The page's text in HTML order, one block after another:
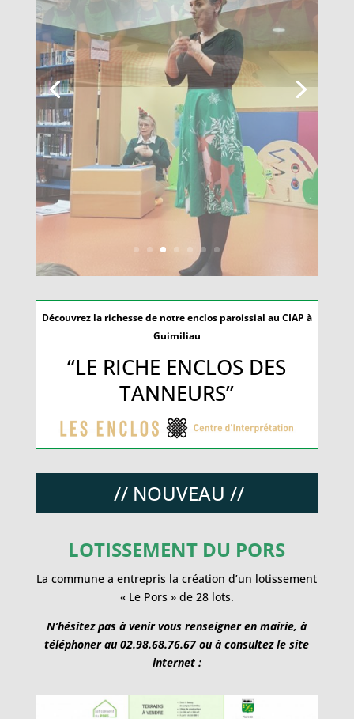
Découvrez la richesse de notre enclos paroissial au CIAP à
Guimiliau
“LE RICHE ENCLOS DES
TANNEURS”
// NOUVEAU //
LOTISSEMENT DU PORS
La commune a entrepris la création d’un lotissement
N’hésitez pas à venir vous renseigner en mairie, à
internet :